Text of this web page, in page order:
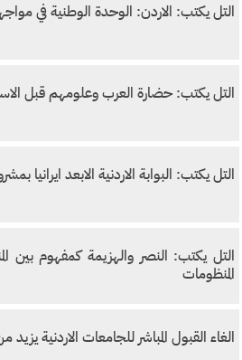
التل يكتب: الاردن: الوحدة الوطنية في
التل يكتب: حضارة العرب وعلومهم قبل
التل يكتب: البوابة الاردنية الابعد ايرانيا
التل يكتب: النصر والهزيمة كمفهوم بين
المنظومات
الغاء القبول المباشر للجامعات الاردنية